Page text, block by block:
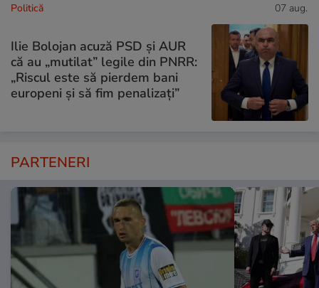
Politică 07 aug.
Ilie Bolojan acuză PSD și AUR
că au „mutilat” legile din PNRR:
„Riscul este să pierdem bani
europeni și să fim penalizați”
PARTENERI